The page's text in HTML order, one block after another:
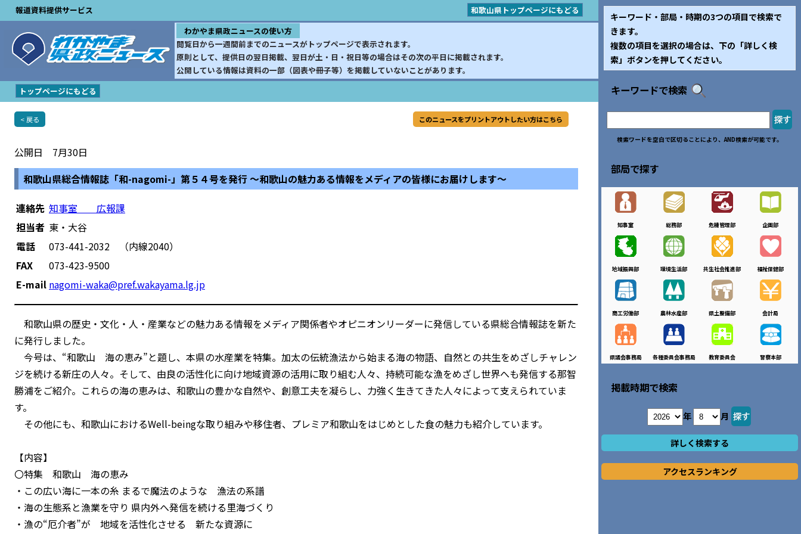
報道資料提供サービス
和歌山県トップページにもどる
わかやま県政ニュースの使い方
閲覧日から一週間前までのニュースがトップページで表示されます。
原則として、提供日の翌日掲載、翌日が土・日・祝日等の場合はその次の平日に掲載されます。
公開している情報は資料の一部（図表や冊子等）を掲載していないことがあります。
トップページにもどる
< 戻る このニュースをプリントアウトしたい方はこちら
公開日 7月30日
和歌山県総合情報誌「和-nagomi-」第５４号を発行 ～和歌山の魅力ある情報をメディアの皆様にお届けします～
連絡先 知事室 広報課
担当者 東・大谷
電話
073-441-2032 （内線2040）
FAX
073-423-9500
E-mail nagomi-waka@pref.wakayama.lg.jp
和歌山県の歴史・文化・人・産業などの魅力ある情報をメディア関係者やオピニオンリーダーに発信している県総合情報誌を新た
に発行しました。
今号は、“和歌山 海の恵み”と題し、本県の水産業を特集。加太の伝統漁法から始まる海の物語、自然との共生をめざしチャレン
ジを続ける新庄の人々。そして、由良の活性化に向け地域資源の活用に取り組む人々、持続可能な漁をめざし世界へも発信する那智
勝浦をご紹介。これらの海の恵みは、和歌山の豊かな自然や、創意工夫を凝らし、力強く生きてきた人々によって支えられていま
す。
その他にも、和歌山におけるWell-beingな取り組みや移住者、プレミア和歌山をはじめとした食の魅力も紹介しています。
【内容】
〇特集 和歌山 海の恵み
・この広い海に一本の糸 まるで魔法のような 漁法の系譜
・海の生態系と漁業を守り 県内外へ発信を続ける里海づくり
・漁の“厄介者”が 地域を活性化させる 新たな資源に
キーワード・部局・時期の3つの項目で検索で
きます。
複数の項目を選択の場合は、下の「詳しく検
索」ボタンを押してください。
キーワードで検索
検索ワードを空白で区切ることにより、AND検索が可能です。
部局で探す
知事室 総務部 危機管理部 企画部
地域振興部 環境生活部 共生社会推進部 福祉保健部
商工労働部 農林水産部 県土整備部 会計局
県議会事務局 各種委員会事務局 教育委員会 警察本部
掲載時期で検索
年 月
詳しく検索する
アクセスランキング